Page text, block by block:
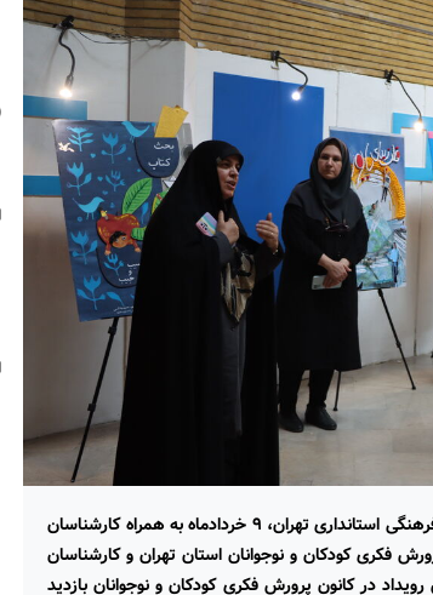
عبدالرضا چراغعلی، سرپرست دفتر امور اجتماعی و فرهنگی استانداری تهران، ۹ خردادماه به همراه کارشناسان
فکری کودکان و نوجوانان استان تهران و کارشناسان
در کانون پرورش فکری کودکان و نوجوانان بازدید